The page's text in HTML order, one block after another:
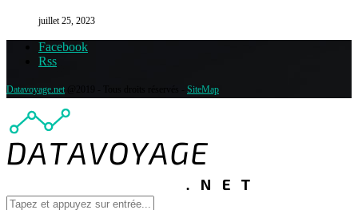
juillet 25, 2023
Facebook
Rss
Datavoyage.net SiteMap